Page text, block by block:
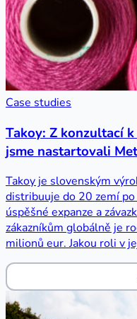
Case studies
Takoy: Z konzultací
jsme nastartovali
Takoy je slovenským
distribuuje do 20 zemí
úspěšné expanze a
zákazníkům globálně je
milionů eur. Jakou roli v